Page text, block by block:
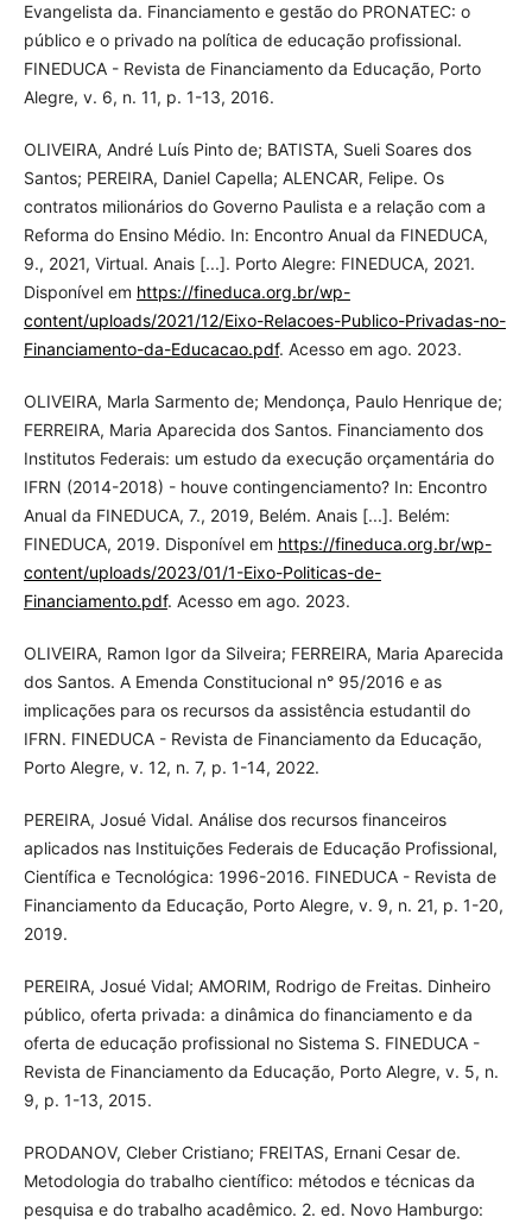
Evangelista da. Financiamento e gestão do PRONATEC: o
público e o privado na política de educação profissional.
FINEDUCA - Revista de Financiamento da Educação, Porto
Alegre, v. 6, n. 11, p. 1-13, 2016.
OLIVEIRA, André Luís Pinto de; BATISTA, Sueli Soares dos
Santos; PEREIRA, Daniel Capella; ALENCAR, Felipe. Os
contratos milionários do Governo Paulista e a relação com a
Reforma do Ensino Médio. In: Encontro Anual da FINEDUCA,
9., 2021, Virtual. Anais [...]. Porto Alegre: FINEDUCA, 2021.
Disponível em https://fineduca.org.br/wp-
content/uploads/2021/12/Eixo-Relacoes-Publico-Privadas-no-
Financiamento-da-Educacao.pdf. Acesso em ago. 2023.
OLIVEIRA, Marla Sarmento de; Mendonça, Paulo Henrique de;
FERREIRA, Maria Aparecida dos Santos. Financiamento dos
Institutos Federais: um estudo da execução orçamentária do
IFRN (2014-2018) - houve contingenciamento? In: Encontro
Anual da FINEDUCA, 7., 2019, Belém. Anais [...]. Belém:
FINEDUCA, 2019. Disponível em https://fineduca.org.br/wp-
content/uploads/2023/01/1-Eixo-Politicas-de-
Financiamento.pdf. Acesso em ago. 2023.
OLIVEIRA, Ramon Igor da Silveira; FERREIRA, Maria Aparecida
dos Santos. A Emenda Constitucional n° 95/2016 e as
implicações para os recursos da assistência estudantil do
IFRN. FINEDUCA - Revista de Financiamento da Educação,
Porto Alegre, v. 12, n. 7, p. 1-14, 2022.
PEREIRA, Josué Vidal. Análise dos recursos financeiros
aplicados nas Instituições Federais de Educação Profissional,
Científica e Tecnológica: 1996-2016. FINEDUCA - Revista de
Financiamento da Educação, Porto Alegre, v. 9, n. 21, p. 1-20,
2019.
PEREIRA, Josué Vidal; AMORIM, Rodrigo de Freitas. Dinheiro
público, oferta privada: a dinâmica do financiamento e da
oferta de educação profissional no Sistema S. FINEDUCA -
Revista de Financiamento da Educação, Porto Alegre, v. 5, n.
9, p. 1-13, 2015.
PRODANOV, Cleber Cristiano; FREITAS, Ernani Cesar de.
Metodologia do trabalho científico: métodos e técnicas da
pesquisa e do trabalho acadêmico. 2. ed. Novo Hamburgo: